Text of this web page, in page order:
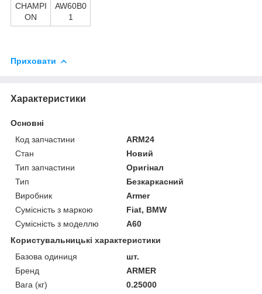
CHAMPI
ON
AW60B0
1
Приховати
Характеристики
Основні
Код запчастини
ARM24
Стан
Новий
Тип запчастини
Оригінал
Тип
Безкаркасний
Виробник
Armer
Сумісність з маркою
Fiat, BMW
Сумісність з моделлю
A60
Користувальницькі характеристики
Базова одиниця
шт.
Бренд
ARMER
Вага (кг)
0.25000